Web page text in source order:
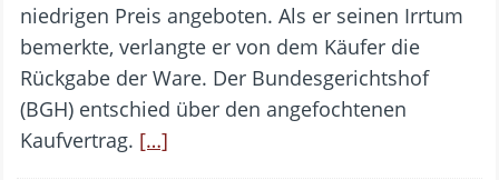
niedrigen Preis angeboten. Als er seinen Irrtum
bemerkte, verlangte er von dem Käufer die
Rückgabe der Ware. Der Bundesgerichtshof
(BGH) entschied über den angefochtenen
Kaufvertrag. […]